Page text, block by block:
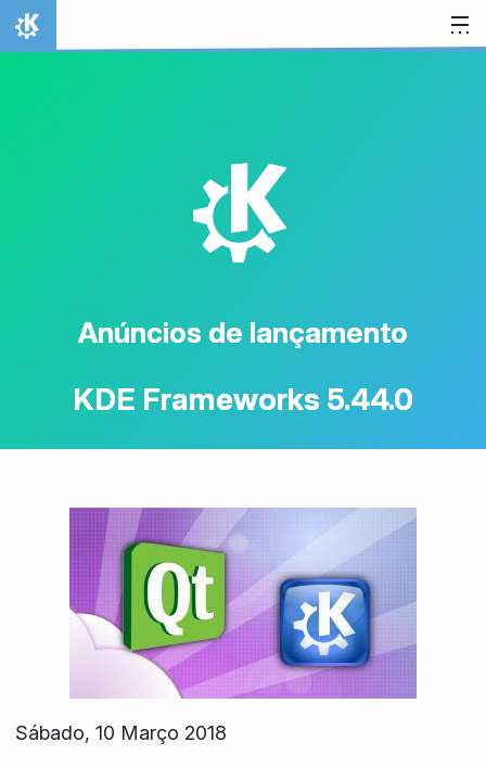
Ir para o conteúdo
Início
K
Anúncios de lançamento
KDE Frameworks 5.44.0
Sábado, 10 Março 2018